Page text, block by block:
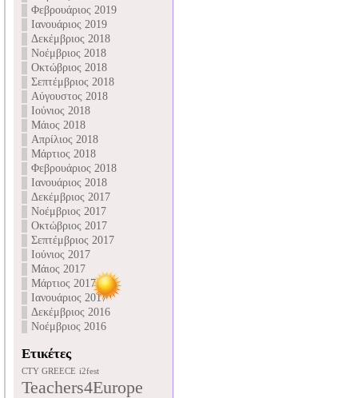
Φεβρουάριος 2019
Ιανουάριος 2019
Δεκέμβριος 2018
Νοέμβριος 2018
Οκτώβριος 2018
Σεπτέμβριος 2018
Αύγουστος 2018
Ιούνιος 2018
Μάιος 2018
Απρίλιος 2018
Μάρτιος 2018
Φεβρουάριος 2018
Ιανουάριος 2018
Δεκέμβριος 2017
Νοέμβριος 2017
Οκτώβριος 2017
Σεπτέμβριος 2017
Ιούνιος 2017
Μάιος 2017
Μάρτιος 2017
Ιανουάριος 2017
Δεκέμβριος 2016
Νοέμβριος 2016
Ετικέτες
CTY GREECE i2fest
Teachers4Europe